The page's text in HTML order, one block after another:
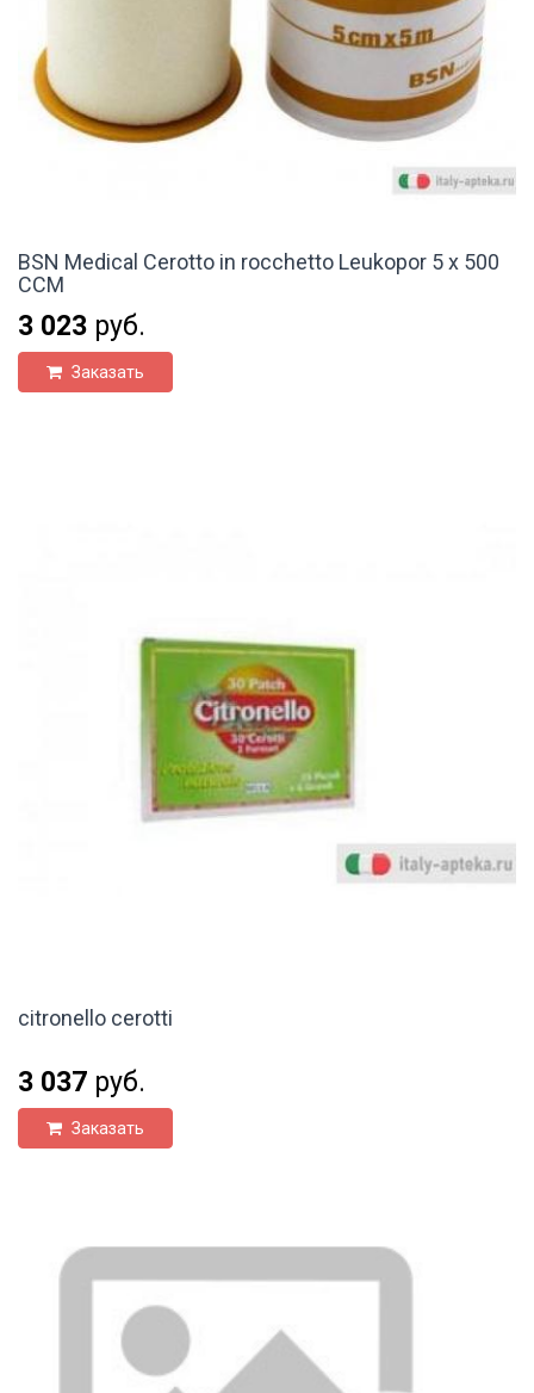
BSN Medical Cerotto in rocchetto Leukopor 5 x 500
CCM
3 023 руб.
Заказать
citronello cerotti
3 037 руб.
Заказать